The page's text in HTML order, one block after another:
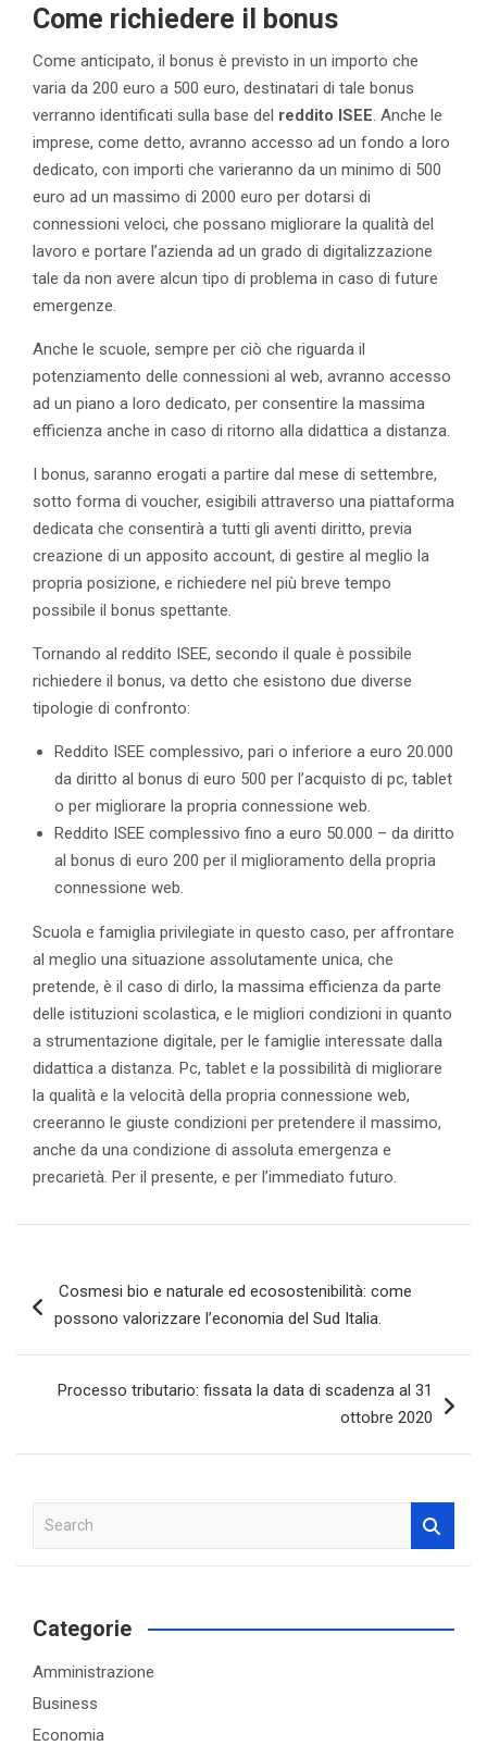
Come richiedere il bonus
Come anticipato, il bonus è previsto in un importo che
varia da 200 euro a 500 euro, destinatari di tale bonus
verranno identificati sulla base del reddito ISEE. Anche le
imprese, come detto, avranno accesso ad un fondo a loro
dedicato, con importi che varieranno da un minimo di 500
euro ad un massimo di 2000 euro per dotarsi di
connessioni veloci, che possano migliorare la qualità del
lavoro e portare l’azienda ad un grado di digitalizzazione
tale da non avere alcun tipo di problema in caso di future
emergenze.
Anche le scuole, sempre per ciò che riguarda il
potenziamento delle connessioni al web, avranno accesso
ad un piano a loro dedicato, per consentire la massima
efficienza anche in caso di ritorno alla didattica a distanza.
I bonus, saranno erogati a partire dal mese di settembre,
sotto forma di voucher, esigibili attraverso una piattaforma
dedicata che consentirà a tutti gli aventi diritto, previa
creazione di un apposito account, di gestire al meglio la
propria posizione, e richiedere nel più breve tempo
possibile il bonus spettante.
Tornando al reddito ISEE, secondo il quale è possibile
richiedere il bonus, va detto che esistono due diverse
tipologie di confronto:
Reddito ISEE complessivo, pari o inferiore a euro 20.000
da diritto al bonus di euro 500 per l’acquisto di pc, tablet
o per migliorare la propria connessione web.
Reddito ISEE complessivo fino a euro 50.000 – da diritto
al bonus di euro 200 per il miglioramento della propria
connessione web.
Scuola e famiglia privilegiate in questo caso, per affrontare
al meglio una situazione assolutamente unica, che
pretende, è il caso di dirlo, la massima efficienza da parte
delle istituzioni scolastica, e le migliori condizioni in quanto
a strumentazione digitale, per le famiglie interessate dalla
didattica a distanza. Pc, tablet e la possibilità di migliorare
la qualità e la velocità della propria connessione web,
creeranno le giuste condizioni per pretendere il massimo,
anche da una condizione di assoluta emergenza e
precarietà. Per il presente, e per l’immediato futuro.
articoli
Cosmesi bio e naturale ed ecosostenibilità: come
possono valorizzare l’economia del Sud Italia.
Processo tributario: fissata la data di scadenza al 31
ottobre 2020
a
c
Categorie
Amministrazione
Business
Economia